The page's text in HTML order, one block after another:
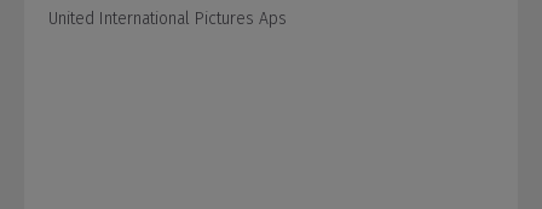
United International Pictures Aps